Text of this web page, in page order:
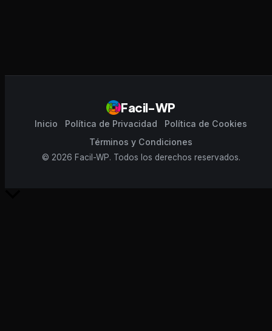
Facil-WP
Inicio Política de Privacidad
Política de Cookies
Términos y Condiciones
© 2026 Facil-WP. Todos los derechos reservados.